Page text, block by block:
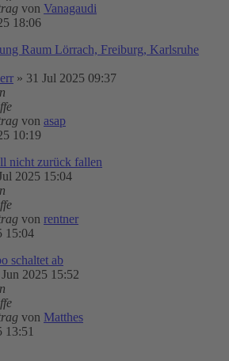
von Vanagaudi
18:06
Raum Lörrach, Freiburg, Karlsruhe
» 31 Jul 2025 09:37
von asap
10:19
nicht zurück fallen
2025 15:04
von rentner
15:04
schaltet ab
Jun 2025 15:52
von Matthes
13:51